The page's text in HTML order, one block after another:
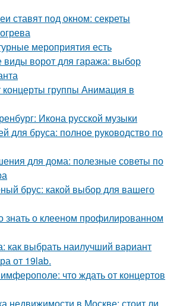
ставят под окном: секреты
мероприятия есть
ворот для гаража: выбор
концерты группы Анимация в
Икона русской музыки
для бруса: полное руководство по
для дома: полезные советы по
брус: какой выбор для вашего
знать о клееном профилированном
как выбрать наилучший вариант
от 19lab.
что ждать от концертов